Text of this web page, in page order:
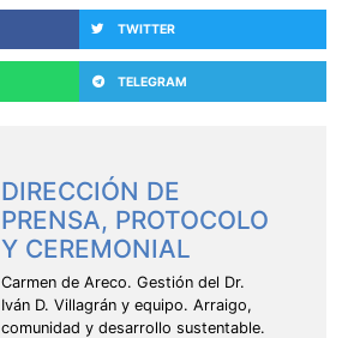
TWITTER
TELEGRAM
DIRECCIÓN DE
PRENSA, PROTOCOLO
Y CEREMONIAL
Carmen de Areco. Gestión del Dr.
Iván D. Villagrán y equipo. Arraigo,
comunidad y desarrollo sustentable.